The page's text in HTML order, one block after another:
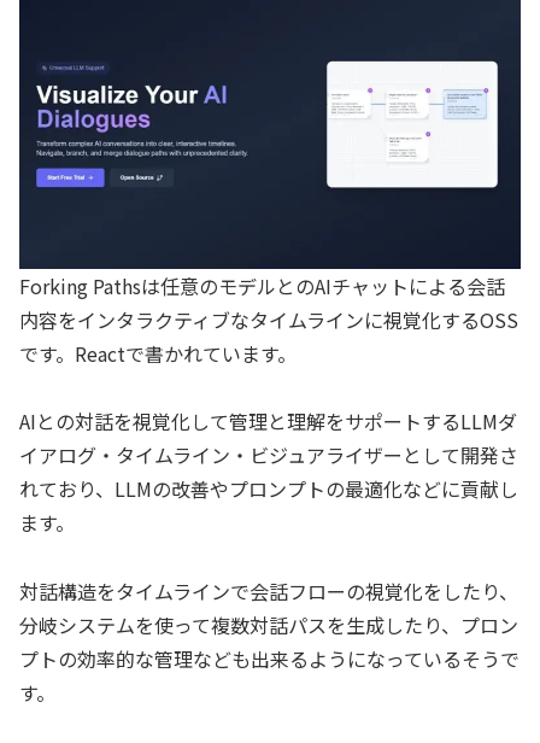
Forking Pathsは任意のモデルとのAIチャットによる会話
内容をインタラクティブなタイムラインに視覚化するOSS
です。Reactで書かれています。
AIとの対話を視覚化して管理と理解をサポートするLLMダ
イアログ・タイムライン・ビジュアライザーとして開発さ
れており、LLMの改善やプロンプトの最適化などに貢献し
ます。
対話構造をタイムラインで会話フローの視覚化をしたり、
分岐システムを使って複数対話パスを生成したり、プロン
プトの効率的な管理なども出来るようになっているそうで
す。